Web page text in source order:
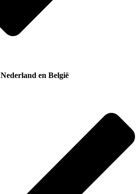
Nederland en België